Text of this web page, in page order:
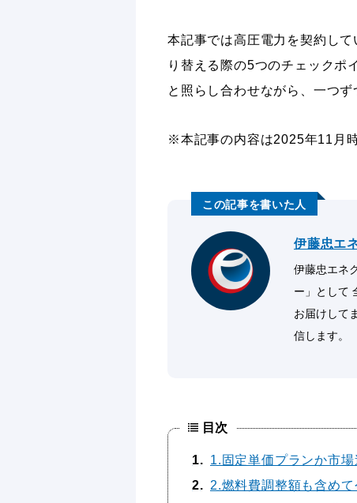
本記事では高圧電力を契約し
り替える際の5つのチェックポ
と照らし合わせながら、一つず
※本記事の内容は2025年11月
伊藤忠エ
伊藤忠エネ
ー」として
お届けして
信します。
目次
1
1.固定単価プランか市
2
2.燃料費調整額も含め